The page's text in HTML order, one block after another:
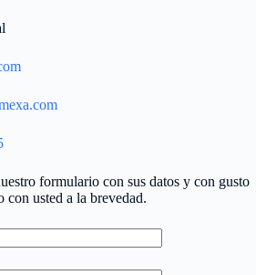
formulario con sus datos y con gusto
con usted a la brevedad.